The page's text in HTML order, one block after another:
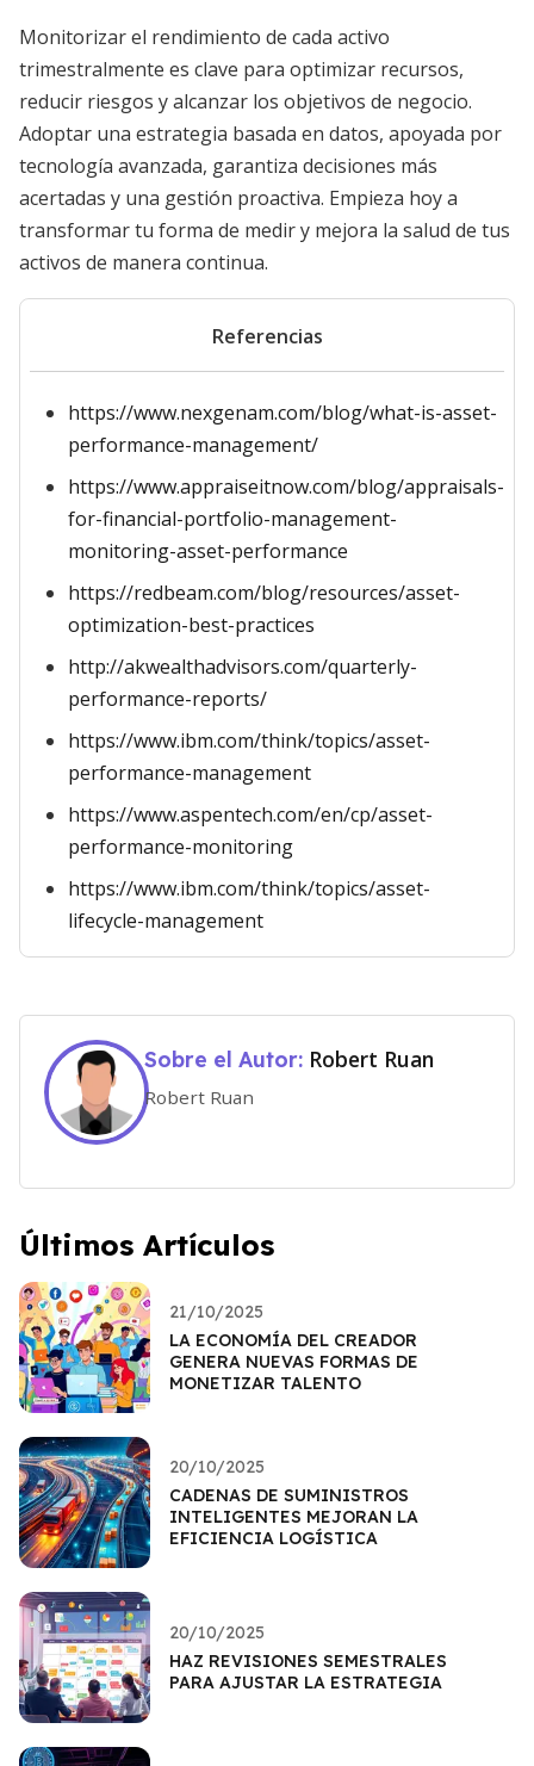
Monitorizar el rendimiento de cada activo
trimestralmente es clave para optimizar recursos,
reducir riesgos y alcanzar los objetivos de negocio.
Adoptar una estrategia basada en datos, apoyada por
tecnología avanzada, garantiza decisiones más
acertadas y una gestión proactiva. Empieza hoy a
transformar tu forma de medir y mejora la salud de tus
activos de manera continua.
Referencias
https://www.nexgenam.com/blog/what-is-asset-
performance-management/
https://www.appraiseitnow.com/blog/appraisals-
for-financial-portfolio-management-
monitoring-asset-performance
https://redbeam.com/blog/resources/asset-
optimization-best-practices
http://akwealthadvisors.com/quarterly-
performance-reports/
https://www.ibm.com/think/topics/asset-
performance-management
https://www.aspentech.com/en/cp/asset-
performance-monitoring
https://www.ibm.com/think/topics/asset-
lifecycle-management
Sobre el Autor: Robert Ruan
Robert Ruan
Últimos Artículos
21/10/2025
LA ECONOMÍA DEL CREADOR
GENERA NUEVAS FORMAS DE
MONETIZAR TALENTO
20/10/2025
CADENAS DE SUMINISTROS
INTELIGENTES MEJORAN LA
EFICIENCIA LOGÍSTICA
20/10/2025
HAZ REVISIONES SEMESTRALES
PARA AJUSTAR LA ESTRATEGIA